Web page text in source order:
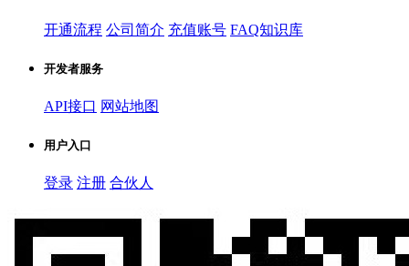
开通流程 公司简介 充值账号 FAQ知识库
开发者服务
API接口 网站地图
用户入口
登录 注册 合伙人